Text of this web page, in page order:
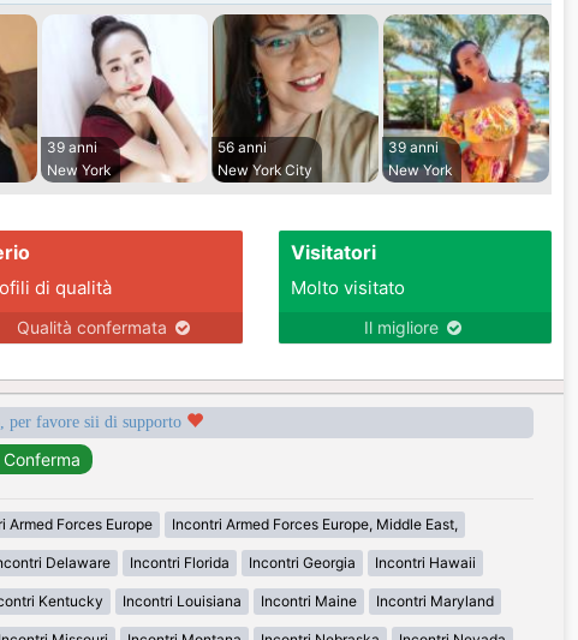
39 anni
New York
56 anni
New York City
39 anni
New York
di qualità
Qualità confermata
Visitatori
Molto visitato
Il migliore
favore sii di supporto
Armed Forces Europe Incontri Armed Forces Europe, Middle East,
Delaware Incontri Florida Incontri Georgia Incontri Hawaii
Kentucky Incontri Louisiana Incontri Maine Incontri Maryland